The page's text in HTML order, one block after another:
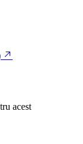
acest